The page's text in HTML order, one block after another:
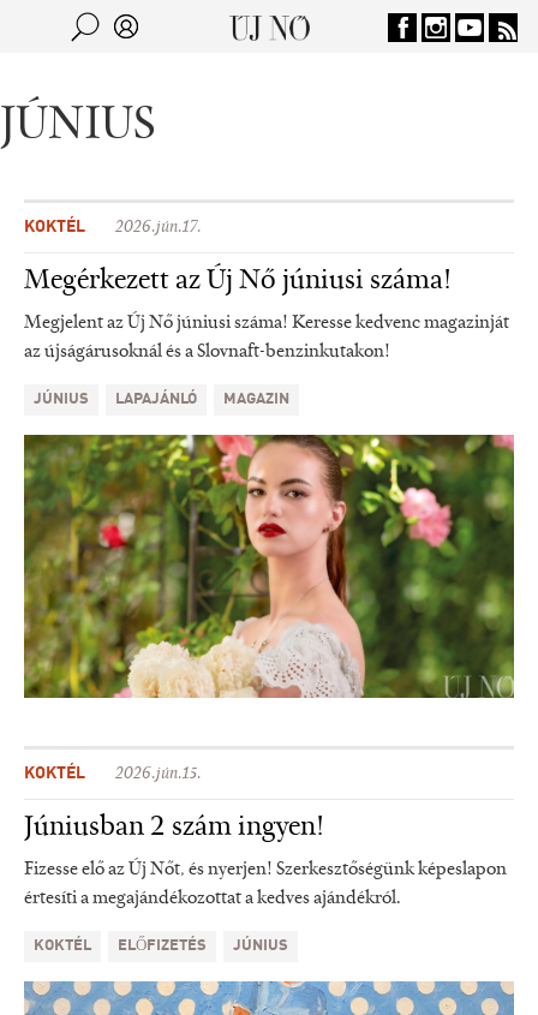
Jump to navigation
JÚNIUS
KOKTÉL 2026.jún.17.
Megérkezett az Új Nő júniusi száma!
Megjelent az Új Nő júniusi száma! Keresse kedvenc magazinját
az újságárusoknál és a Slovnaft-benzinkutakon!
JÚNIUS LAPAJÁNLÓ MAGAZIN
KOKTÉL 2026.jún.15.
Júniusban 2 szám ingyen!
Fizesse elő az Új Nőt, és nyerjen! Szerkesztőségünk képeslapon
értesíti a megajándékozottat a kedves ajándékról.
KOKTÉL ELŐFIZETÉS JÚNIUS